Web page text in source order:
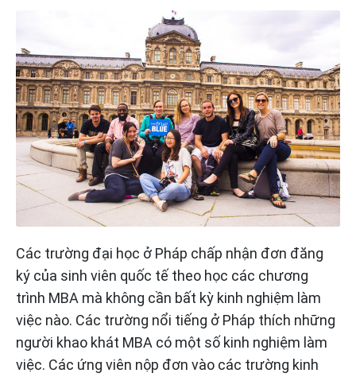
Các trường đại học ở Pháp chấp nhận đơn đăng
ký của sinh viên quốc tế theo học các chương
trình MBA mà không cần bất kỳ kinh nghiệm làm
việc nào. Các trường nổi tiếng ở Pháp thích những
người khao khát MBA có một số kinh nghiệm làm
việc. Các ứng viên nộp đơn vào các trường kinh